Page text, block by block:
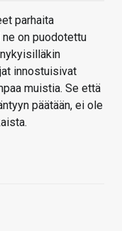
parhaita
on puodotettu
innostuisivat
muistia. Se että
päätään, ei ole